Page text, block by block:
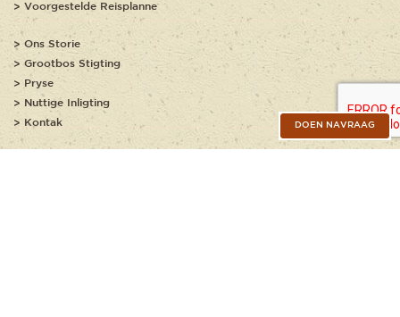
DOEN NAVRAAG
Voorgestelde Reisplanne
Ons Storie
Grootbos Stigting
Pryse
Nuttige Inligting
Kontak